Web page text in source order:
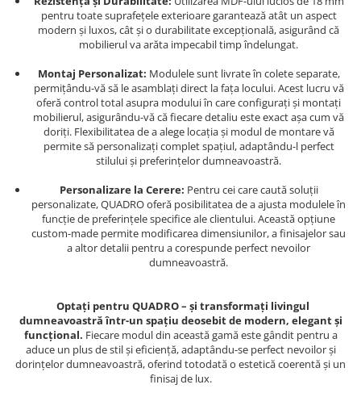
pentru toate suprafețele exterioare garantează atât un aspect
modern și luxos, cât și o durabilitate excepțională, asigurând că
mobilierul va arăta impecabil timp îndelungat.
Montaj Personalizat: Modulele sunt livrate în colete separate,
permițându-vă să le asamblați direct la fața locului. Acest lucru vă
oferă control total asupra modului în care configurați și montați
mobilierul, asigurându-vă că fiecare detaliu este exact așa cum vă
doriți. Flexibilitatea de a alege locația și modul de montare vă
permite să personalizați complet spațiul, adaptându-l perfect
stilului și preferințelor dumneavoastră.
Personalizare la Cerere: Pentru cei care caută soluții
personalizate, QUADRO oferă posibilitatea de a ajusta modulele în
funcție de preferințele specifice ale clientului. Această opțiune
custom-made permite modificarea dimensiunilor, a finisajelor sau
a altor detalii pentru a corespunde perfect nevoilor
dumneavoastră.
Optați pentru QUADRO – și transformați livingul
dumneavoastră într-un spațiu deosebit de modern, elegant și
funcțional. Fiecare modul din această gamă este gândit pentru a
aduce un plus de stil și eficiență, adaptându-se perfect nevoilor și
dorințelor dumneavoastră, oferind totodată o estetică coerentă și un
finisaj de lux.